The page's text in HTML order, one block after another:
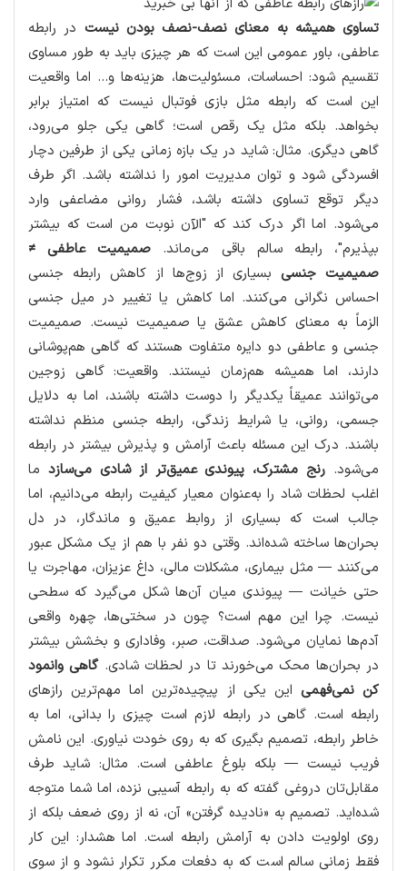
تساوی همیشه به معنای نصف-نصف بودن نیست در رابطه
عاطفی، باور عمومی این است که هر چیزی باید به طور مساوی
تقسیم شود: احساسات، مسئولیت‌ها، هزینه‌ها و... اما واقعیت
این است که رابطه مثل بازی فوتبال نیست که امتیاز برابر
بخواهد. بلکه مثل یک رقص است؛ گاهی یکی جلو می‌رود،
گاهی دیگری. مثال: شاید در یک بازه زمانی یکی از طرفین دچار
افسردگی شود و توان مدیریت امور را نداشته باشد. اگر طرف
دیگر توقع تساوی داشته باشد، فشار روانی مضاعفی وارد
می‌شود. اما اگر درک کند که "الآن نوبت من است که بیشتر
بپذیرم"، رابطه سالم باقی می‌ماند. صمیمیت عاطفی ≠
صمیمیت جنسیبسیاری از زوج‌ها از کاهش رابطه جنسی
احساس نگرانی می‌کنند. اما کاهش یا تغییر در میل جنسی
الزماً به معنای کاهش عشق یا صمیمیت نیست. صمیمیت
جنسی و عاطفی دو دایره متفاوت هستند که گاهی هم‌پوشانی
دارند، اما همیشه هم‌زمان نیستند. واقعیت: گاهی زوجین
می‌توانند عمیقاً یکدیگر را دوست داشته باشند، اما به دلایل
جسمی، روانی، یا شرایط زندگی، رابطه جنسی منظم نداشته
باشند. درک این مسئله باعث آرامش و پذیرش بیشتر در رابطه
می‌شود. رنج مشترک، پیوندی عمیق‌تر از شادی می‌سازد ما
اغلب لحظات شاد را به‌عنوان معیار کیفیت رابطه می‌دانیم، اما
جالب است که بسیاری از روابط عمیق و ماندگار، در دل
بحران‌ها ساخته شده‌اند. وقتی دو نفر با هم از یک مشکل عبور
می‌کنند — مثل بیماری، مشکلات مالی، داغ عزیزان، مهاجرت یا
حتی خیانت — پیوندی میان آن‌ها شکل می‌گیرد که سطحی
نیست. چرا این مهم است؟ چون در سختی‌ها، چهره واقعی
آدم‌ها نمایان می‌شود. صداقت، صبر، وفاداری و بخشش بیشتر
در بحران‌ها محک می‌خورند تا در لحظات شادی.گاهی وانمود
کن نمی‌فهمی این یکی از پیچیده‌ترین اما مهم‌ترین رازهای
رابطه است. گاهی در رابطه لازم است چیزی را بدانی، اما به
خاطر رابطه، تصمیم بگیری که به روی خودت نیاوری. این نامش
فریب نیست — بلکه بلوغ عاطفی است. مثال: شاید طرف
مقابل‌تان دروغی گفته که به رابطه آسیبی نزده، اما شما متوجه
شده‌اید. تصمیم به «نادیده گرفتن» آن، نه از روی ضعف بلکه از
روی اولویت دادن به آرامش رابطه است. اما هشدار: این کار
فقط زمانی سالم است که به دفعات مکرر تکرار نشود و از سوی